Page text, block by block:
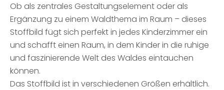
Ob als zentrales Gestaltungselement oder als
Ergänzung zu einem Waldthema im Raum – dieses
Stoffbild fügt sich perfekt in jedes Kinderzimmer ein
und schafft einen Raum, in dem Kinder in die ruhige
und faszinierende Welt des Waldes eintauchen
können.
Das Stoffbild ist in verschiedenen Größen erhältlich.